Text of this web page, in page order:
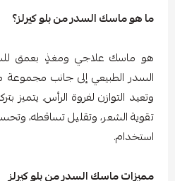
ما هو ماسك السدر من بلو كيرلز؟
هو ماسك علاجي ومغذٍ بعمق
السدر الطبيعي إلى جانب مجموعة
وتعيد التوازن لفروة الرأس. يتميز
تقوية الشعر، وتقليل تساقطه،
استخدام.
مميزات ماسك السدر من بلو كيرلز